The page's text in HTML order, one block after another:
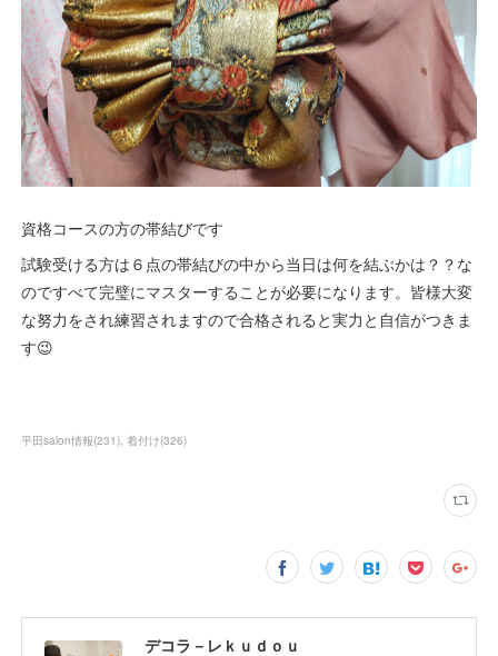
資格コースの方の帯結びです
試験受ける方は６点の帯結びの中から当日は何を結ぶかは？？な
のですべて完璧にマスターすることが必要になります。皆様大変
な努力をされ練習されますので合格されると実力と自信がつきま
す😉
平田salon情報(231) 着付け(326)
デコラ－レｋｕｄｏｕ